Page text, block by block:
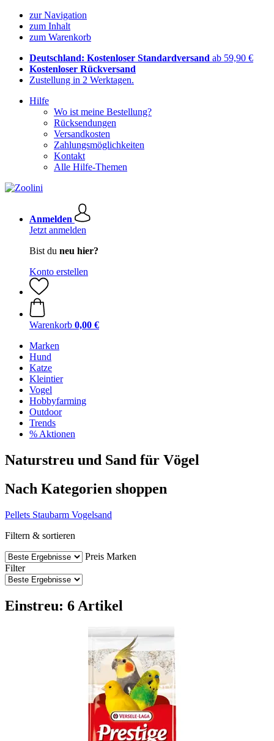
zur Navigation
zum Inhalt
zum Warenkorb
Deutschland: Kostenloser Standardversand ab 59,90 €
Kostenloser Rückversand
Zustellung in 2 Werktagen.
Hilfe
Wo ist meine Bestellung?
Rücksendungen
Versandkosten
Zahlungsmöglichkeiten
Kontakt
Alle Hilfe-Themen
Anmelden
Jetzt anmelden
Bist du neu hier?
Konto erstellen
Warenkorb 0,00 €
Marken
Hund
Katze
Kleintier
Vogel
Hobbyfarming
Outdoor
Trends
% Aktionen
Naturstreu und Sand für Vögel
Nach Kategorien shoppen
Pellets Staubarm Vogelsand
Filtern & sortieren
Preis Marken
Filter
Einstreu: 6 Artikel